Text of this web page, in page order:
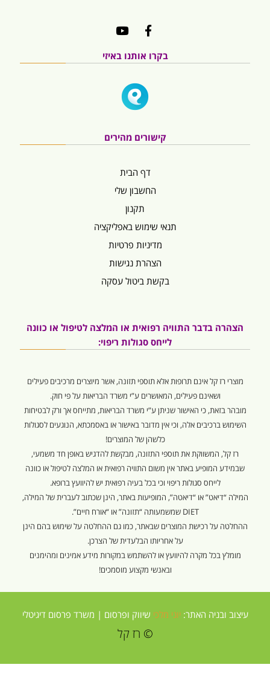
בקרו אותנו באיזי
קישורים מהירים
דף הבית
החשבון שלי
תקנון
תנאי שימוש באפליקציה
מדיניות פרטיות
הצהרת נגישות
בקשת ביטול עסקה
הצהרה בדבר התוויה רפואית או המלצה לטיפול או כוונה
לייחס סגולות ריפוי:
מוצרי רז קל אינם תרופות אלא תוספי תזונה, אשר מיוצרים מרכיבים פעילים
ושאינם פעילים, המאושרים ע”י משרד הבריאות על פי חוק.
מובהר בזאת, כי האישור שניתן ע”י משרד הבריאות, מתייחס אך ורק לבטיחות
השימוש ברכיבים אלה, וכי אין מדובר באישור או באסמכתא, הנוגעים לסגולות
כלשהן של המוצרים!
רז קל, המשווקת את תוספי התזונה, מבקשת להדגיש באופן חד משמעי,
שבמידע המופיע באתר אין משום התוויה רפואית או המלצה לטיפול או כוונה
לייחס סגולות ריפוי וכי בכל בעיה רפואית יש להיוועץ ברופא.
המילה “דיאט” או “דיאטה”, המופיעות באתר, הינן שכתוב לעברית של המילה,
DIET שמשמעותה “תזונה” או “אורח חיים”.
ההחלטה על רכישת המוצרים שבאתר, כמו גם ההחלטה על שימוש בהם הינן
על אחריותו הבלעדית של הצרכן.
מומלץ בכל מקרה להיוועץ או להשתמש במקורות מידע אמינים ומהימנים
ובאנשי מקצוע מוסמכים!
עיצוב ובניה האתר:יוני מלכי שיווק ופרסום | משרד פרסום דיגיטלי
© רז קל